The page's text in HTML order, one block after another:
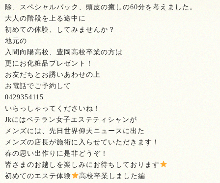
除、スペシャルパック、頭皮の癒しの60分を考えました。
大人の階段を上る途中に
初めての体験、してみませんか？
地元の
入間向陽高校、豊岡高校卒業の方は
更にお化粧品プレゼント！
お友だちとお誘いあわせの上
お電話でご予約して
0429354115
いらっしゃってくださいね！
Jkにはベテラン女子エステティシャンが
メンズには、先日世界仰天ニュースに出た
メンズの店長が施術に入らせていただきます！
春の思い出作りに是非どうぞ！
皆さまのお越しを楽しみにお待ちしております
初めてのエステ体験
高校卒業しました編